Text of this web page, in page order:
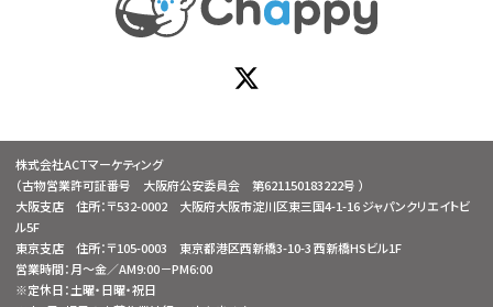
株式会社ACTマーケティング
（古物営業許可証番号 大阪府公安委員会 第621150183222号 ）
大阪支店 住所：〒532-0002 大阪府大阪市淀川区東三国4-1-16 ジャパンクリエイトビ
ル5F
東京支店 住所：〒105-0003 東京都港区西新橋3-10-3 西新橋HSビル1F
営業時間：月～金／AM9:00－PM6:00
※定休日：土曜・日曜・祝日